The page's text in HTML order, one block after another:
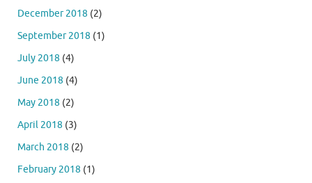
December 2018 (2)
September 2018 (1)
July 2018 (4)
June 2018 (4)
May 2018 (2)
April 2018 (3)
March 2018 (2)
February 2018 (1)